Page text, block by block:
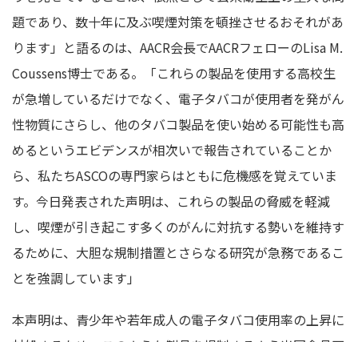
題であり、数十年に及ぶ喫煙対策を頓挫させるおそれがあ
ります」と語るのは、AACR会長でAACRフェローのLisa M.
Coussens博士である。「これらの製品を使用する高校生
が急増しているだけでなく、電子タバコが使用者を発がん
性物質にさらし、他のタバコ製品を使い始める可能性も高
めるというエビデンスが相次いで報告されていることか
ら、私たちASCOの専門家らはともに危機感を覚えていま
す。今日発表された声明は、これらの製品の脅威を軽減
し、喫煙が引き起こす多くのがんに対抗する勢いを維持す
るために、大胆な規制措置とさらなる研究が急務であるこ
とを強調しています」
本声明は、青少年や若年成人の電子タバコ使用率の上昇に